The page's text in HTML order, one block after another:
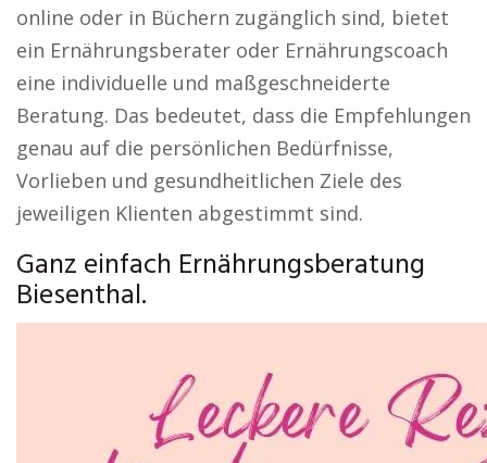
online oder in Büchern zugänglich sind, bietet
ein Ernährungsberater oder Ernährungscoach
eine individuelle und maßgeschneiderte
Beratung. Das bedeutet, dass die Empfehlungen
genau auf die persönlichen Bedürfnisse,
Vorlieben und gesundheitlichen Ziele des
jeweiligen Klienten abgestimmt sind.
Ganz einfach Ernährungsberatung
Biesenthal.